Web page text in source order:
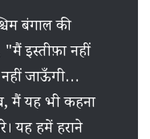
बंगाल की
"मैं इस्तीफ़ा नहीं
नहीं जाऊँगी…
मैं यह भी कहना
यह हमें हराने